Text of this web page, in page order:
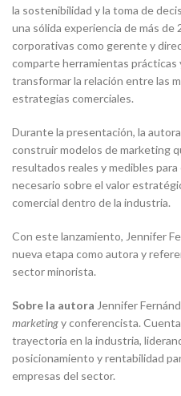
la sostenibilidad y la toma de
una sólida experiencia de más de
corporativas como gerente y
comparte herramientas prácticas
transformar la relación entre las
estrategias comerciales.
Durante la presentación, la
construir modelos de marketing
resultados reales y medibles
necesario sobre el valor
comercial dentro de la industria.
Con este lanzamiento, Jennifer
nueva etapa como autora y
sector minorista.
Sobre la autora Jennifer
marketingy conferencista.
trayectoria en la industria,
posicionamiento y rentabilidad
empresas del sector.